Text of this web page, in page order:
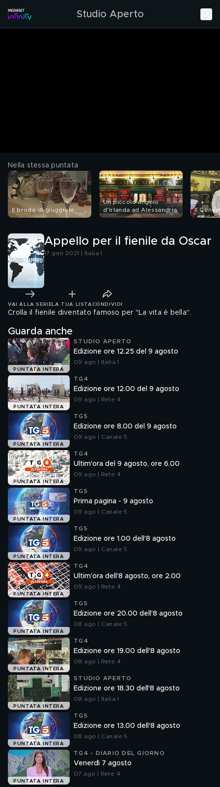
Studio Aperto
Nella stessa puntata
Il brodo di giuggiole
Un piccolo angolo
d'Irlanda ad Alessandria
Il
Appello per il fienile da Oscar
17 gen 2021 | Italia 1
VAI ALLA SERIE LA TUA LISTA CONDIVIDI
Crolla il fienile diventato famoso per "La vita è bella".
Guarda anche
PUNTATA INTERA
STUDIO APERTO
Edizione ore 12.25 del 9 agosto
09 ago | Italia 1
PUNTATA INTERA
TG4
Edizione ore 12.00 del 9 agosto
09 ago | Rete 4
PUNTATA INTERA
TG5
Edizione ore 8.00 del 9 agosto
09 ago | Canale 5
PUNTATA INTERA
TG4
Ultim'ora del 9 agosto, ore 6.00
09 ago | Rete 4
PUNTATA INTERA
TG5
Prima pagina - 9 agosto
09 ago | Canale 5
PUNTATA INTERA
TG5
Edizione ore 1.00 dell'8 agosto
09 ago | Canale 5
PUNTATA INTERA
TG4
Ultim'ora dell'8 agosto, ore 2.00
09 ago | Rete 4
PUNTATA INTERA
TG5
Edizione ore 20.00 dell'8 agosto
08 ago | Canale 5
PUNTATA INTERA
TG4
Edizione ore 19.00 dell'8 agosto
08 ago | Rete 4
PUNTATA INTERA
STUDIO APERTO
Edizione ore 18.30 dell'8 agosto
08 ago | Italia 1
PUNTATA INTERA
TG5
Edizione ore 13.00 dell'8 agosto
08 ago | Canale 5
PUNTATA INTERA
TG4 - DIARIO DEL GIORNO
Venerdì 7 agosto
07 ago | Rete 4